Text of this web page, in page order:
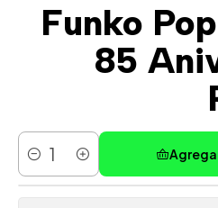
Funko
85
Cantidad